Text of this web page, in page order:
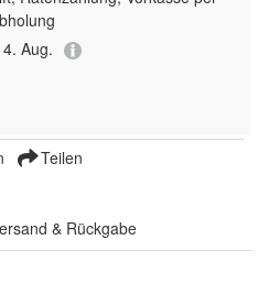
Aug.
Teilen
& Rückgabe